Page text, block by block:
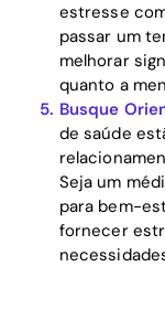
estresse
passar um
melhorar
quanto a
Busque
de saúde
Seja um
para bem-
fornecer